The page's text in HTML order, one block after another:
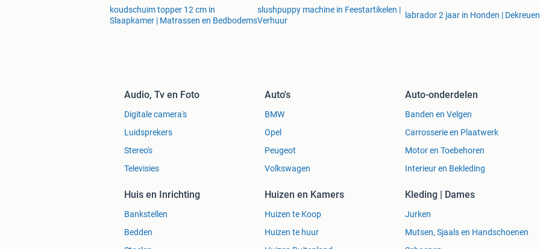
koudschuim topper 12 cm in
Slaapkamer | Matrassen en Bedbodems
slushpuppy machine in Feestartikelen |
Verhuur
labrador 2 jaar in Honden | Dekreuen
Audio, Tv en Foto
Digitale camera's
Luidsprekers
Stereo's
Televisies
Auto's
BMW
Opel
Peugeot
Volkswagen
Auto-onderdelen
Banden en Velgen
Carrosserie en Plaatwerk
Motor en Toebehoren
Interieur en Bekleding
Huis en Inrichting
Bankstellen
Bedden
Huizen en Kamers
Huizen te Koop
Huizen te huur
Kleding | Dames
Jurken
Mutsen, Sjaals en Handschoenen